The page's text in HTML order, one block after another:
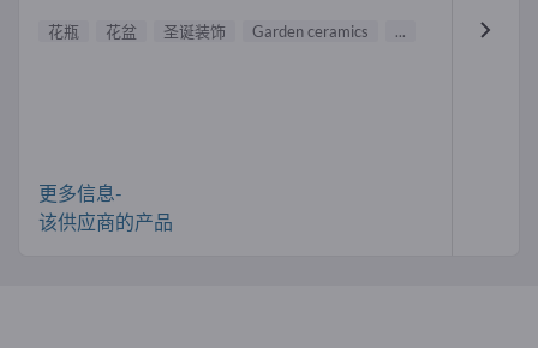
花瓶 花盆 圣诞装饰 Garden ceramics ...
更多信息-
该供应商的产品